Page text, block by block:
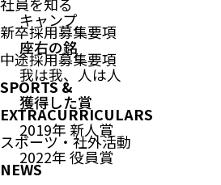
社員を知る
新卒採用募集要項
中途採用募集要項
SPORTS &
EXTRACURRICULARS
スポーツ・社外活動
NEWS
キャンプ
座右の銘
我は我、人は人
獲得した賞
2019年 新人賞
2022年 役員賞